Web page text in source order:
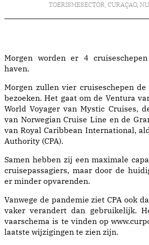
TOERISMESECTOR, CURAÇAO,
Morgen worden er 4
haven.
Morgen zullen vier cruiseschepen de
bezoeken. Het gaat om de Ventura
World Voyager van Mystic Cruises,
van Norwegian Cruise Line en de
van Royal Caribbean International,
Authority (CPA).
Samen hebben zij een maximale
cruisepassagiers, maar door de
er minder opvarenden.
Vanwege de pandemie ziet CPA ook
vaker verandert dan gebruikelijk.
vaarschema is te vinden op
laatste wijzigingen te zien zijn.